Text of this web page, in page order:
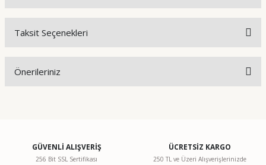
Taksit Seçenekleri
Önerileriniz
Görüş ve önerileriniz için teşekkür ederiz.
GÜVENLİ ALIŞVERİŞ
256 Bit SSL Sertifikası
ÜCRETSİZ KARGO
250 TL ve Üzeri Alışverişlerinizde